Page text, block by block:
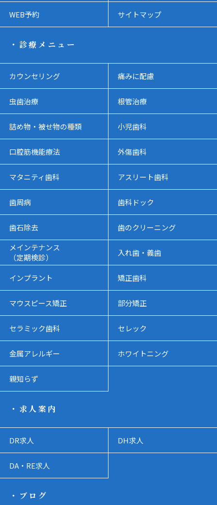
WEB予約
サイトマップ
・診療メニュー
カウンセリング 痛みに配慮
虫歯治療 根管治療
詰め物・被せ物の種類 小児歯科
口腔筋機能療法 外傷歯科
マタニティ歯科 アスリート歯科
歯周病 歯科ドック
歯石除去
歯のクリーニング
メインテナンス
（定期検診）
入れ歯・義歯
インプラント 矯正歯科
マウスピース矯正 部分矯正
セラミック歯科 セレック
金属アレルギー ホワイトニング
親知らず
・求人案内
DR求人 DH求人
DA・RE求人
・ブログ